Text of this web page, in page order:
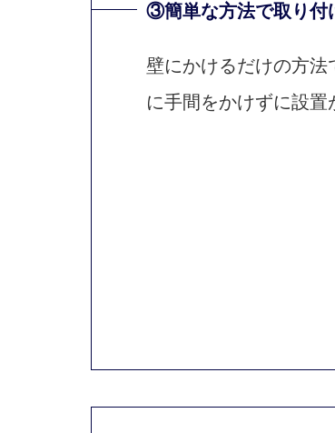
③簡単な方法で取り付
壁にかけるだけの方
に手間をかけずに設置